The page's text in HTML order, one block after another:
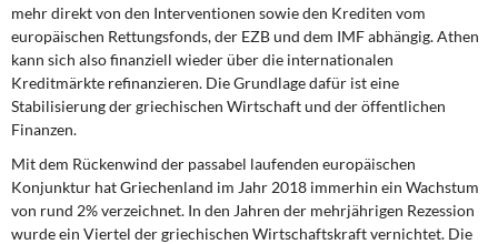
mehr direkt von den Interventionen sowie den Krediten vom
europäischen Rettungsfonds, der EZB und dem IMF abhängig. Athen
kann sich also finanziell wieder über die internationalen
Kreditmärkte refinanzieren. Die Grundlage dafür ist eine
Stabilisierung der griechischen Wirtschaft und der öffentlichen
Finanzen.
Mit dem Rückenwind der passabel laufenden europäischen
Konjunktur hat Griechenland im Jahr 2018 immerhin ein Wachstum
von rund 2% verzeichnet. In den Jahren der mehrjährigen Rezession
wurde ein Viertel der griechischen Wirtschaftskraft vernichtet. Die